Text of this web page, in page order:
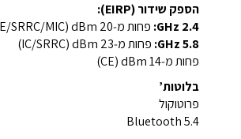
הספק שידור (EIRP):
2.4 GHz:
פחות מ‑20 dBm ‏(IC/CE/SRRC/MIC)
5.8 GHz:
פחות מ‑23 dBm ‏(IC/SRRC)
פחות מ‑14 dBm ‏(CE)
בלוטות’
פרוטוקול
Bluetooth 5.4